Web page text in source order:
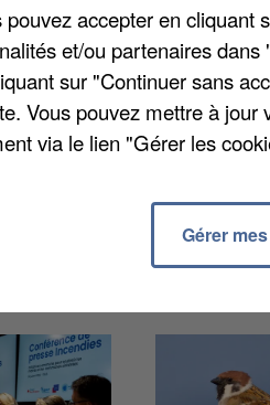
en-Yvelines. Depuis le
allers-retours
entre la gare routière
M de Mantes-la-Ville
à 30 minutes en heure
trains.
pouvez accepter en cliquant
et/ou partenaires
sur "Continuer sans
Vous pouvez mettre à
via le lien "Gérer les
Gérer